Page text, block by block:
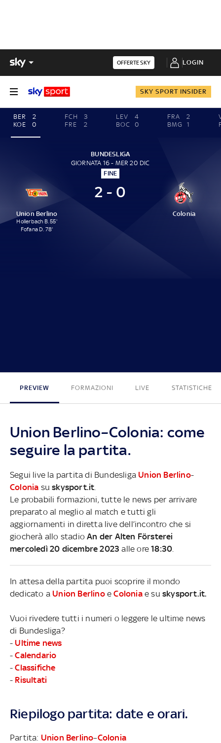
OFFERTE SKY LOGIN
SKY SPORT INSIDER
BER
2
KOE
0
FCH
3
FRE
2
LEV
4
BOC
0
FRA
2
BMG
1
BUNDESLIGA
GIORNATA 16 - MER 20 DIC
FINE
Union Berlino
Hollerbach B. 55'
Fofana D. 78'
2 - 0
Colonia
PREVIEW FORMAZIONI LIVE STATISTICHE
Union Berlino–Colonia: come
seguire la partita.
Segui live la partita di Bundesliga Union Berlino-
Colonia suskysport.it
Le probabili formazioni, tutte le news per arrivare
preparato al meglio al match e tutti gli
aggiornamenti in diretta live dell’incontro che si
giocherà allo stadioAn der Alten Försterei
mercoledì 20 dicembre 2023 alle ore18:30
In attesa della partita puoi scoprire il mondo
dedicato a Union BerlinoeColoniae suskysport.it.
Vuoi rivedere tutti i numeri o leggere le ultime news
di Bundesliga?
- Ultime news
-Calendario
-Classifiche
- Risultati
Riepilogo partita: date e orari.
Partita: Union Berlino–Colonia